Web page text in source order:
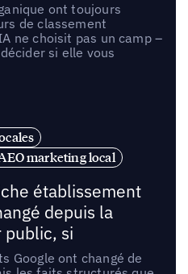
ont toujours
de classement
ne choisit pas un camp –
si elle vous
marketing local
établissement
depuis la
public, si
Google ont changé de